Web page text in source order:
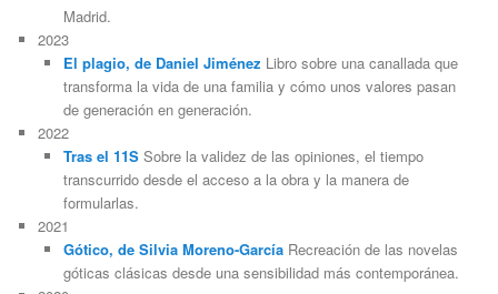
Madrid.
2023
El plagio, de Daniel Jiménez Libro sobre una canallada que
transforma la vida de una familia y cómo unos valores pasan
de generación en generación.
2022
Tras el 11SSobre la validez de las opiniones, el tiempo
transcurrido desde el acceso a la obra y la manera de
formularlas.
2021
Gótico, de Silvia Moreno-GarcíaRecreación de las novelas
góticas clásicas desde una sensibilidad más contemporánea.